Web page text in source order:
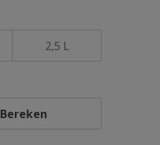
2,5 L
Bereken